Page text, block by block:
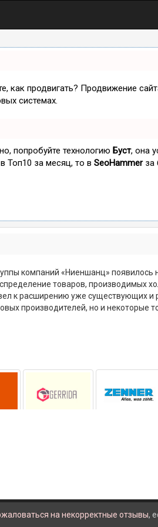
как продвигать? Продвижение
системах.
попробуйте технологию Буст, она
Топ10 за месяц, то в SeoHammerза
компаний «Ниеншанц»
товаров, производимых
к расширению уже существующих
производителей, но и некоторые
на некорректные отзывы,